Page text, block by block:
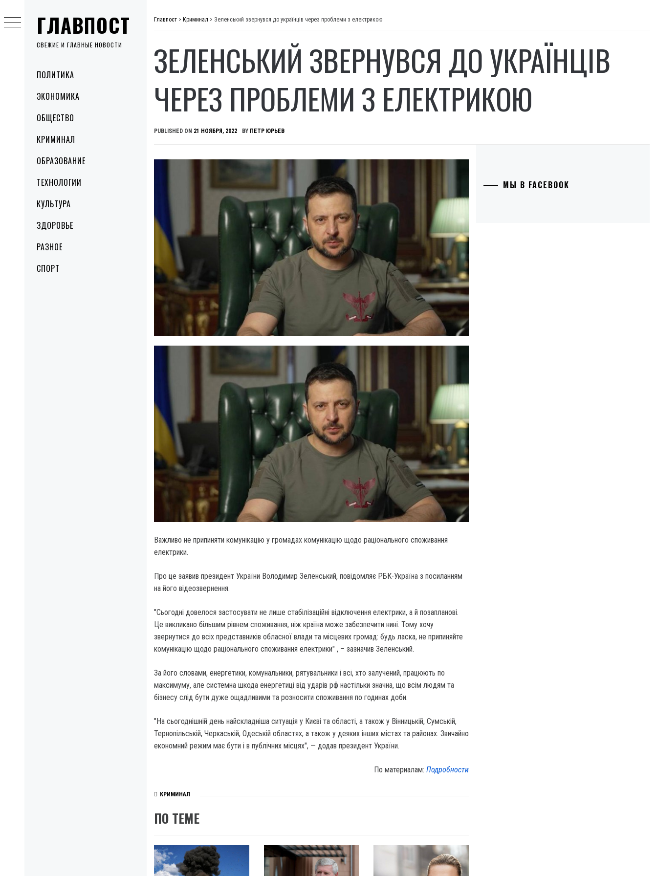
ГЛАВПОСТ
СВЕЖИЕ И ГЛАВНЫЕ НОВОСТИ
MenuПОЛИТИКА
ЭКОНОМИКА
ОБЩЕСТВО
КРИМИНАЛ
ОБРАЗОВАНИЕ
ТЕХНОЛОГИИ
КУЛЬТУРА
ЗДОРОВЬЕ
РАЗНОЕ
СПОРТ
to
content
Главпост > Криминал > Зеленський звернувся до українців через проблеми з електрикою
ЗЕЛЕНСЬКИЙ ЗВЕРНУВСЯ ДО УКРАЇНЦІВ
ЧЕРЕЗ ПРОБЛЕМИ З ЕЛЕКТРИКОЮ
PUBLISHED ON 21 НОЯБРЯ, 2022 BY ПЕТР ЮРЬЕВ
Важливо не припиняти комунікацію у громадах комунікацію щодо раціонального споживання
електрики.
Про це заявив президент України Володимир Зеленський, повідомляє РБК-Україна з посиланням
на його відеозвернення.
"Сьогодні довелося застосувати не лише стабілізаційні відключення електрики, а й позапланові.
Це викликано більшим рівнем споживання, ніж країна може забезпечити нині. Тому хочу
звернутися до всіх представників обласної влади та місцевих громад: будь ласка, не припиняйте
комунікацію щодо раціонального споживання електрики" , – зазначив Зеленський.
За його словами, енергетики, комунальники, рятувальники і всі, хто залучений, працюють по
максимуму, але системна шкода енергетиці від ударів рф настільки значна, що всім людям та
бізнесу слід бути дуже ощадливими та розносити споживання по годинах доби.
"На сьогоднішній день найскладніша ситуація у Києві та області, а також у Вінницькій, Сумській,
Тернопільській, Черкаській, Одеській областях, а також у деяких інших містах та районах. Звичайно
економний режим має бути і в публічних місцях", — додав президент України.
По материалам:Подробности
КРИМИНАЛ
ПО ТЕМЕ
МЫ В FACEBOOK